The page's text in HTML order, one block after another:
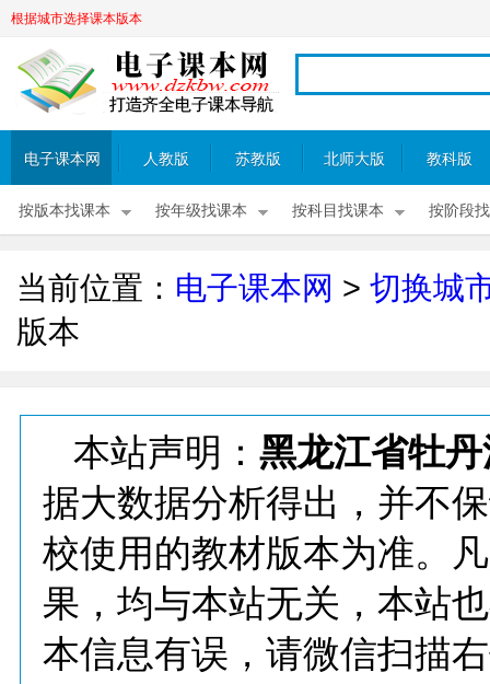
根据城市选择课本版本
电子课本网 人教版 苏教版 北师大版 教科版
按版本找课本 按年级找课本 按科目找课本 按阶段
当前位置： 电子课本网 > 切换城
版本
本站声明： 黑龙江省牡
据大数据分析得出，并不
校使用的教材版本为准。
果，均与本站无关，本站
本信息有误，请微信扫描